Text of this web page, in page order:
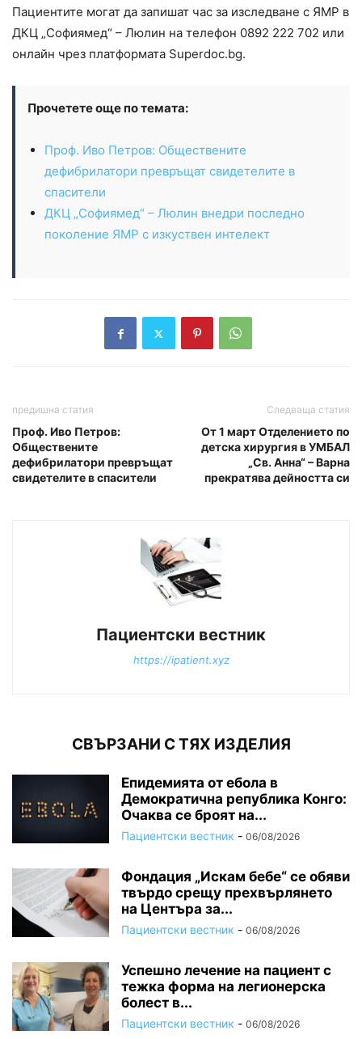
Пациентите могат да запишат час за изследване с ЯМР в
ДКЦ „Софиямед“ – Люлин на телефон 0892 222 702 или
онлайн чрез платформата Superdoc.bg.
Прочетете още по темата:
Проф. Иво Петров: Обществените
дефибрилатори превръщат свидетелите в
спасители
ДКЦ „Софиямед“ – Люлин внедри последно
поколение ЯМР с изкуствен интелект
предишна статия
Проф. Иво Петров:
Обществените
дефибрилатори превръщат
свидетелите в спасители
Следваща статия
От 1 март Отделението по
детска хирургия в УМБАЛ
„Св. Анна“ – Варна
прекратява дейността си
Пациентски вестник
https://ipatient.xyz
СВЪРЗАНИ С ТЯХ ИЗДЕЛИЯ
Епидемията от ебола в
Демократична република Конго:
Очаква се броят на...
Пациентски вестник - 06/08/2026
Фондация „Искам бебе“ се обяви
твърдо срещу прехвърлянето
на Центъра за...
Пациентски вестник - 06/08/2026
Успешно лечение на пациент с
тежка форма на легионерска
болест в...
Пациентски вестник - 06/08/2026